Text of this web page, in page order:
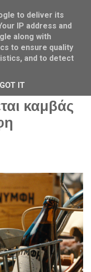
καμβάς
to deliver its
IP address and
along with
to ensure quality
and to detect
GOT IT